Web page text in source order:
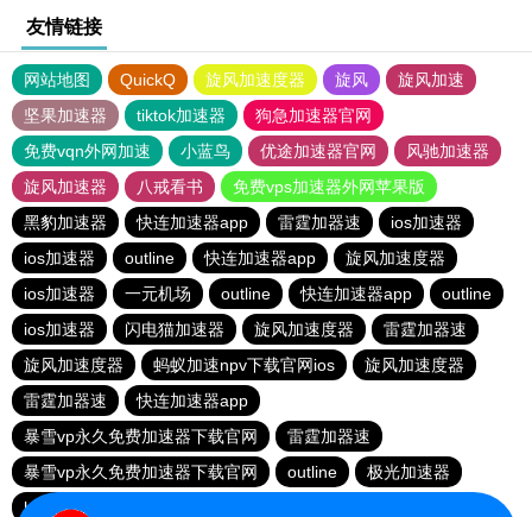
友情链接
网站地图 QuickQ 旋风加速度器 旋风
旋风加速
坚果加速器
tiktok加速器
狗急加速器官网
免费vqn外网加速
小蓝鸟 优途加速器官网
风驰加速器
旋风加速器
八戒看书
免费vps加速器外网苹果版
黑豹加速器
快连加速器app 雷霆加器速
ios加速器
ios加速器
outline 快连加速器app
旋风加速度器
ios加速器
一元机场 outline 快连加速器app
outline
ios加速器
闪电猫加速器 旋风加速度器
雷霆加器速
旋风加速度器
蚂蚁加速npv下载官网ios
旋风加速度器
雷霆加器速
快连加速器app
暴雪vp永久免费加速器下载官网
雷霆加器速
暴雪vp永久免费加速器下载官网
outline
极光加速器
hammer加速器